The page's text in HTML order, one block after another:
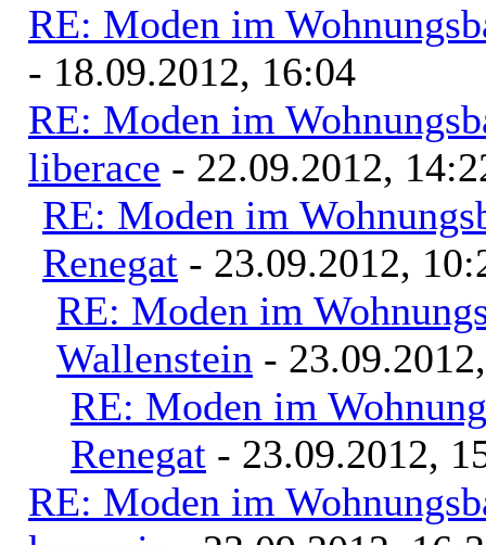
RE: Moden im
- 18.09.2012, 16:04
RE: Moden im
liberace - 22.09.2012,
RE: Moden im
Renegat - 23.09.2012,
RE: Moden im
Wallenstein -
RE: Moden im
Renegat - 23.09.2012,
RE: Moden im